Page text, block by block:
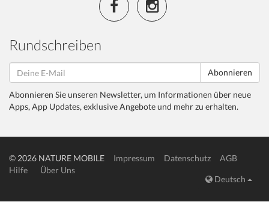
Rundschreiben
Abonnieren
Abonnieren Sie unseren Newsletter, um Informationen über neue
Apps, App Updates, exklusive Angebote und mehr zu erhalten.
© 2026 NATURE MOBILE Impressum Datenschutz
AGB
Hilfe
Über Uns
Deutsch